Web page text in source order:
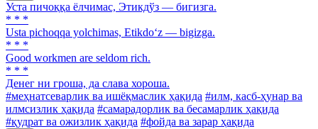
Уста пичоққа ёлчимас, Этикдўз — бигизга.
* * *
Usta pichoqqa yolchimas, Etikdo‘z — bigizga.
* * *
Good workmen are seldom rich.
* * *
Денег ни гроша, да слава хороша.
#меҳнатсеварлик ва ишёқмаслик ҳақида #илм, касб-ҳунар ва
илмсизлик ҳақида #самарадорлик ва бесамарлик ҳақида
#қудрат ва ожизлик ҳақида #фойда ва зарар ҳақида